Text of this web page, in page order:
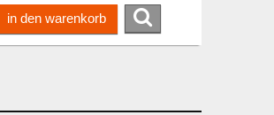
in den warenkorb